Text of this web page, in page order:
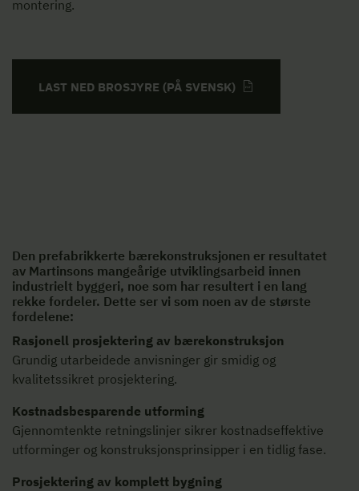
montering.
LAST NED BROSJYRE (PÅ SVENSK)
Den prefabrikkerte bærekonstruksjonen er resultatet
av Martinsons mangeårige utviklingsarbeid innen
industrielt byggeri, noe som har resultert i en lang
rekke fordeler. Dette ser vi som noen av de største
fordelene:
Rasjonell prosjektering av bærekonstruksjon
Grundig utarbeidede anvisninger gir smidig og
kvalitetssikret prosjektering.
Kostnadsbesparende utforming
Gjennomtenkte retningslinjer sikrer kostnadseffektive
utforminger og konstruksjonsprinsipper i en tidlig fase.
Prosjektering av komplett bygning